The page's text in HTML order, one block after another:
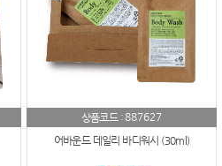
상품코드 :887627
어바운드 데일리 바디워시 (30ml)